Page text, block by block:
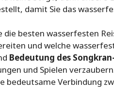
damit Sie das
die besten wasserfesten
und welche
Bedeutung des
und Spielen
bedeutsame Verbindung